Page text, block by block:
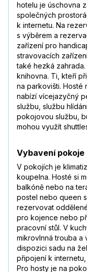
hotelu je úschovna
společných
k internetu. Na
s výběrem a
zařízení pro
stravovacích
také hezká
knihovna. Ti, kteří
na parkovišti. Hosté
nabízí vícejazyčný
službu, službu
pokojovou službu,
mohou využít
Vybavení pokoje
V pokojích je
koupelna. Hosté si
balkóně nebo na
postel nebo queen
rezervovat
pro kojence nebo
pracovní stůl. V
mikrovlnná trouba a
dispozici sadu na
připojení k
Pro hosty je na